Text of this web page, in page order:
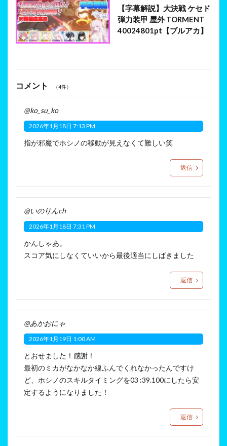
【字幕解説】大決戦 ケセド
弾力装甲 屋外 TORMENT
40024801pt【ブルアカ】
コメント （4件）
@ko_su_ko
2026年1月18日 7:13 PM
指が邪魔でホシノの移動が見えなくて難しい笑
返信
@いのりんch
2026年1月18日 7:31 PM
かんしゃあ。
スコア気にしなくていいから最後適当にしばきました
返信
@あかおにゃ
2026年1月19日 1:00 AM
とおせました！感謝！
最初のミカがなかなか線ふんでくれなかったんですけ
ど、ホシノのスキルタイミングを03 :39.100にしたら安
定するようになりました！
返信